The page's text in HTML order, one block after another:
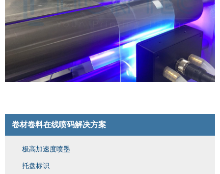
卷材卷料在线喷码解决方案
极高加速度喷墨
托盘标识